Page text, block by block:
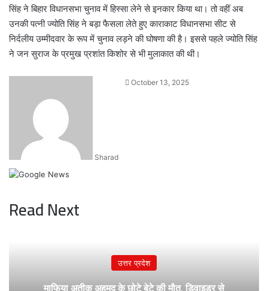
सिंह ने बिहार विधानसभा चुनाव में हिस्सा लेने से इनकार किया था। तो वहीं अब
उनकी पत्नी ज्योति सिंह ने बड़ा फैसला लेते हुए काराकाट विधानसभा सीट से
निर्दलीय उम्मीदवार के रूप में चुनाव लड़ने की घोषणा की है। इससे पहले ज्योति सिंह
ने जन सुराज के प्रमुख प्रशांत किशोर से भी मुलाकात की थी।
Sharad
SendOctober 13, 2025
Read Next
उत्तर प्रदेश